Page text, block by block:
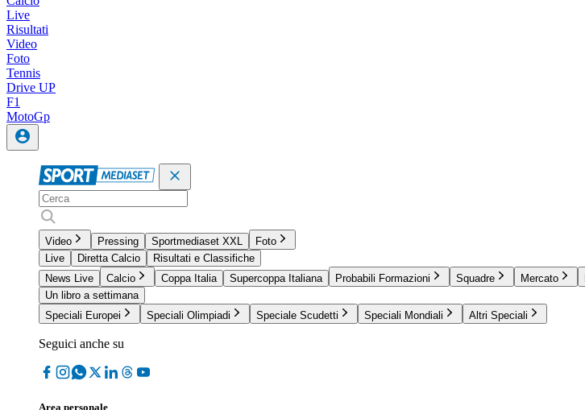
Live
Risultati
Video
Foto
Tennis
Drive UP
F1
MotoGp
Video Pressing Sportmediaset XXL
Foto
Live
Diretta Calcio
Risultati e Classifiche
News Live
Calcio Coppa Italia Supercoppa Italiana Probabili Formazioni Squadre Mercato
Un libro a settimana
Speciali Europei
Speciali Olimpiadi Speciale Scudetti Speciali Mondiali Altri Speciali
Seguici anche su
Area personale